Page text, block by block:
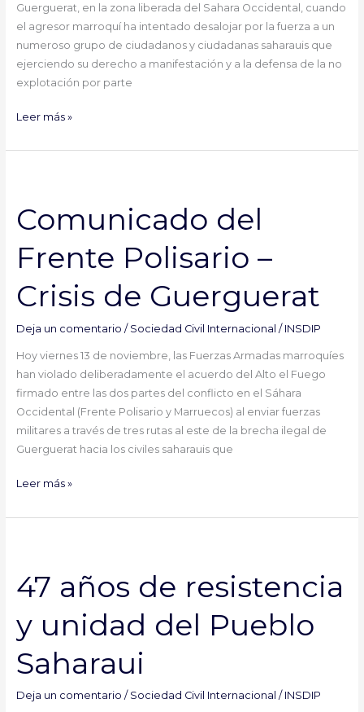
Guerguerat, en la zona liberada del Sahara Occidental, cuando
el agresor marroquí ha intentado desalojar por la fuerza a un
numeroso grupo de ciudadanos y ciudadanas saharauis que
ejerciendo su derecho a manifestación y a la defensa de la no
explotación por parte
Leer más »
Comunicado del
Frente Polisario –
Crisis de Guerguerat
Deja un comentario / Sociedad Civil Internacional / INSDIP
Hoy viernes 13 de noviembre, las Fuerzas Armadas marroquíes
han violado deliberadamente el acuerdo del Alto el Fuego
firmado entre las dos partes del conflicto en el Sáhara
Occidental (Frente Polisario y Marruecos) al enviar fuerzas
militares a través de tres rutas al este de la brecha ilegal de
Guerguerat hacia los civiles saharauis que
Frente
Polisario
–
Crisis
de
Guerguerat
Leer más »
47 años de resistencia
y unidad del Pueblo
Saharaui
Deja un comentario / Sociedad Civil Internacional / INSDIP
de
resistencia
unidad
del
Pueblo
Saharaui